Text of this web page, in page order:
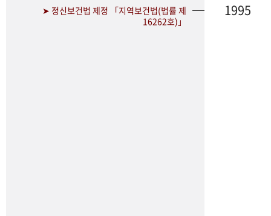
➤ 정신보건법 제정 「지역보건법(법률 제
16262호)」
1995